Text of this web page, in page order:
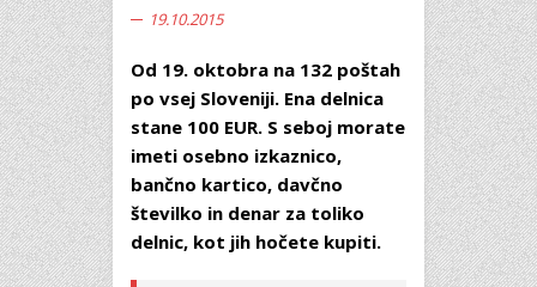
19.10.2015
Od 19. oktobra na 132 poštah
po vsej Sloveniji. Ena delnica
stane 100 EUR. S seboj morate
imeti osebno izkaznico,
bančno kartico, davčno
številko in denar za toliko
delnic, kot jih hočete kupiti.